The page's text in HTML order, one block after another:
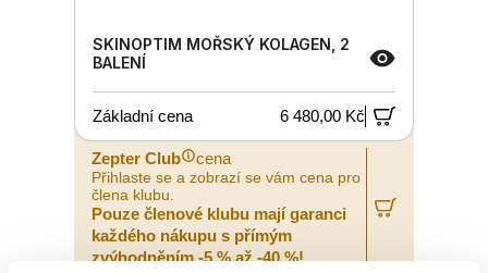
SKINOPTIM MOŘSKÝ KOLAGEN, 2
BALENÍ
Základní cena 6 480,00 Kč
Zepter Club cena
Přihlaste se a zobrazí se vám cena pro
člena klubu.
Pouze členové klubu mají garanci
každého nákupu s přímým
zvýhodněním -5 % až -40 %!